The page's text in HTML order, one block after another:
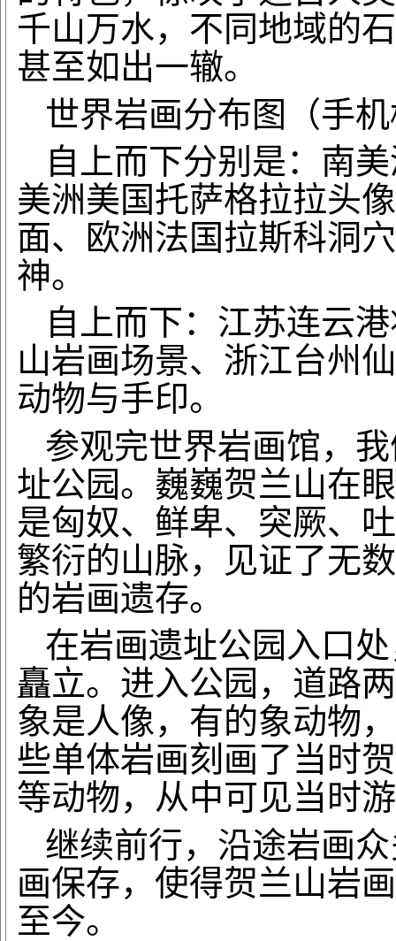
千山万水，不同地域的
甚至如出一辙。
世界岩画分布图（手
自上而下分别是：南
美洲美国托萨格拉拉头
面、欧洲法国拉斯科洞
神。
自上而下：江苏连云
山岩画场景、浙江台州
动物与手印。
参观完世界岩画馆，
址公园。巍巍贺兰山在
是匈奴、鲜卑、突厥、
繁衍的山脉，见证了无
的岩画遗存。
在岩画遗址公园入口
矗立。进入公园，道路
象是人像，有的象动物
些单体岩画刻画了当时
等动物，从中可见当时
继续前行，沿途岩画
画保存，使得贺兰山岩
至今。